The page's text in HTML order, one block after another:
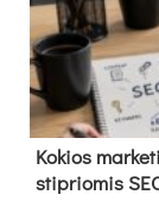
Kokios
stipriomis